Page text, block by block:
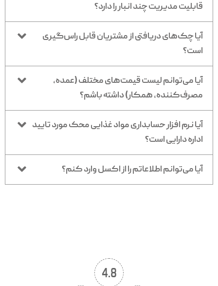
قابلیت مدیریت چند انبار را دارد؟
آیا چک‌های دریافتی از مشتریان قابل راس‌گیری
است؟
آیا می‌توانم لیست قیمت‌های مختلف (عمده،
مصرف‌کننده، همکار) داشته باشم؟
آیا نرم افزار حسابداری مواد غذایی محک مورد تایید
اداره دارایی است؟
آیا می‌توانم اطلاعاتم را از اکسل وارد کنم؟
4.8